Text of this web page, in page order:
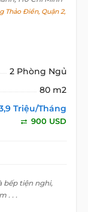
Thảo Điền, Quận 2,
2 Phòng Ngủ
80 m2
Triệu/Tháng
900 USD
bếp tiện nghi,
. . .